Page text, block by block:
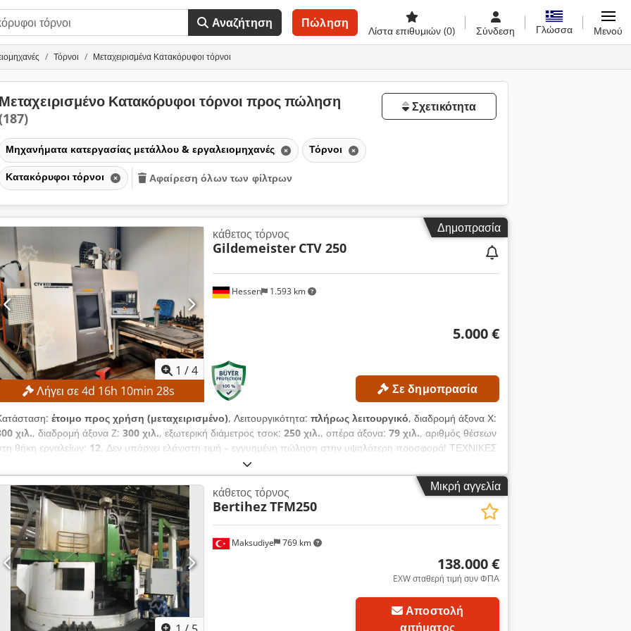
Αναζήτηση Πώληση
Λίστα επιθυμιών (0) Σύνδεση Γλώσσα Μενού
Τόρνοι Μεταχειρισμένα Κατακόρυφοι τόρνοι
Μεταχειρισμένο Κατακόρυφοι τόρνοι προς πώληση Σχετικότητα
Μηχανήματα κατεργασίας μετάλλου & εργαλειομηχανές Τόρνοι
Κατακόρυφοι τόρνοι Αφαίρεση όλων των φίλτρων
Δημοπρασία
1 /4
Λήγει σε4d 16h 10min 26s
Hessen 1.593 km
κάθετος τόρνος
Gildemeister CTV 250
5.000 €
Σε δημοπρασία
έτοιμο προς χρήση (μεταχειρισμένο), Λειτουργικότητα: πλήρως λειτουργικό, διαδρομή άξονα Χ:
χιλ., διαδρομή άξονα Z: 300 χιλ., εξωτερική διάμετρος τσοκ: 250 χιλ., οπέρα άξονα: 79 χιλ., αριθμός θέσεων
θήκη εργαλείων: 12, Δεν υπάρχει ελάχιστη τιμή – εγγυημένη πώληση στην υψηλότερη προσφορά! ΤΕΧΝΙΚΕΣ
ΛΕΠΤΟΜΕΡΕΙΕΣ Διαδρομή άξονα X: 800 mm Διαδρομή άξονα Z: 300 mm Διάμετρος τσόκας: 250 mm Κεφαλή
170 h5 Διάμετρος άξονα στο μπροστινό ρουλεμάν: 120 mm Διάμετρος οπής άξονα: 79 mm Αριθμός
θέσεων εργαλείων: 12 Crsdpfx Aezpxf Usnkef ΕΞΟΠΛΙΣΜΟΣ Άξονας C
Μικρή αγγελία
Maksudiye 769 km
κάθετος τόρνος
BertihezTFM250
138.000 €
EXW σταθερή τιμή συν ΦΠΑ
Αποστολή
αιτήματος